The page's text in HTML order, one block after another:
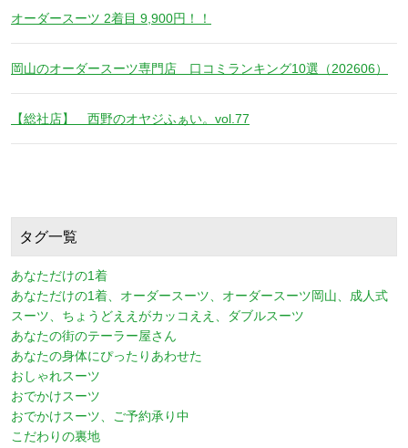
オーダースーツ 2着目 9,900円！！
岡山のオーダースーツ専門店 口コミランキング10選（202606）
【総社店】 西野のオヤジふぁい。vol.77
タグ一覧
あなただけの1着
あなただけの1着、オーダースーツ、オーダースーツ岡山、成人式
スーツ、ちょうどええがカッコええ、ダブルスーツ
あなたの街のテーラー屋さん
あなたの身体にぴったりあわせた
おしゃれスーツ
おでかけスーツ
おでかけスーツ、ご予約承り中
こだわりの裏地